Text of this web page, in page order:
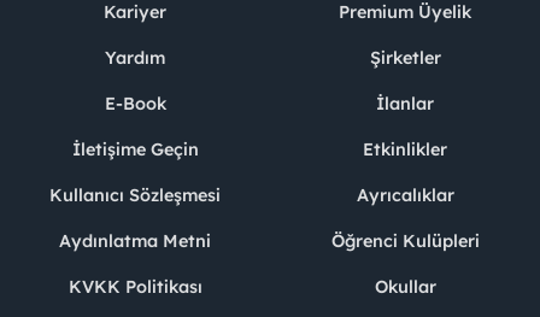
Kariyer
Yardım
E-Book
İletişime Geçin
Kullanıcı Sözleşmesi
Aydınlatma Metni
KVKK Politikası
Premium Üyelik
Şirketler
İlanlar
Etkinlikler
Ayrıcalıklar
Öğrenci Kulüpleri
Okullar